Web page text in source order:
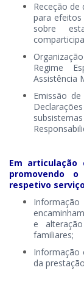
Receção
para
sobre
Regime
Assistência
Emissão
Em
promovendo
respetivo
e
familiares;
​Informação
da